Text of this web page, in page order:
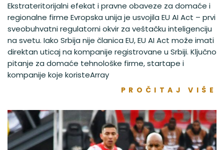
Ekstrateritorijalni efekat i pravne obaveze za domaće i
regionalne firme Evropska unija je usvojila EU AI Act – prvi
sveobuhvatni regulatorni okvir za veštačku inteligenciju
na svetu. Iako Srbija nije članica EU, EU AI Act može imati
direktan uticaj na kompanije registrovane u Srbiji. Ključno
pitanje za domaće tehnološke firme, startape i
kompanije koje koristeArray
PROČITAJ VIŠE